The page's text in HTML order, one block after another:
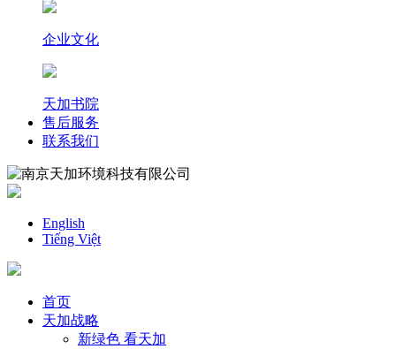
企业文化
天加书院
售后服务
联系我们
English
Tiếng Việt
首页
天加战略
新绿色 看天加